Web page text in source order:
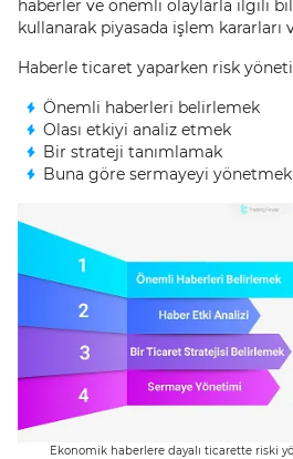
haberler ve önemli olaylarla ilgili
kullanarak piyasada işlem kararları
Haberle ticaret yaparken risk
Önemli haberleri belirlemek
Olası etkiyi analiz etmek
Bir strateji tanımlamak
Buna göre sermayeyi yönetmek
Ekonomik haberlere dayalı ticarette riski